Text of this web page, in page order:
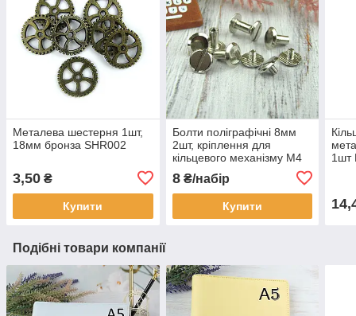
Металева шестерня 1шт,
18мм бронза SHR002
3,50 ₴
Купити
Болти поліграфічні 8мм
2шт, кріплення для
кільцевого механізму М4
8₴/набір
Купити
1шт
Подібні товари компанії